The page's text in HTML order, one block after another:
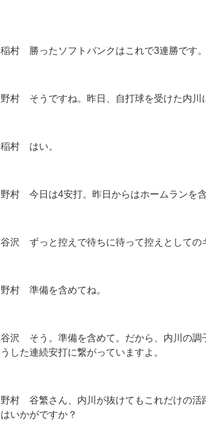
稲村 勝ったソフトバンクはこれで3連勝です。
野村 そうですね。昨日、自打球を受けた内川
稲村 はい。
野村 今日は4安打。昨日からはホームランを
谷沢 ずっと控えで待ちに待って控えとしての
野村 準備を含めてね。
谷沢 そう。準備を含めて。だから、内川の調
うした連続安打に繋がっていますよ。
野村 谷繁さん、内川が抜けてもこれだけの活
はいかがですか？